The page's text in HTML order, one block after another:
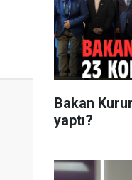
Bakan
yaptı?